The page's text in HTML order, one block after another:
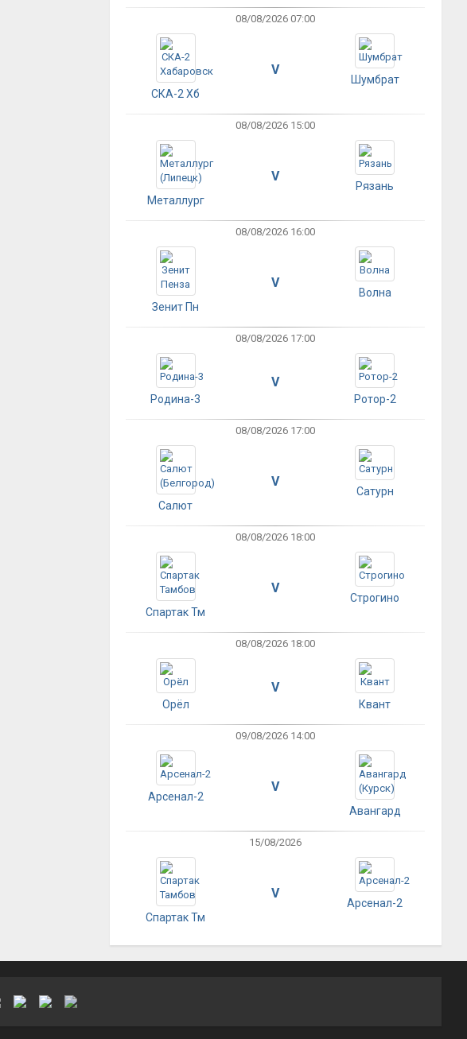
08/08/2026 07:00
СКА-2 Хб
V
Шумбрат
08/08/2026 15:00
Металлург
V
Рязань
08/08/2026 16:00
Зенит Пн
V
Волна
08/08/2026 17:00
Родина-3
V
Ротор-2
08/08/2026 17:00
Салют
V
Сатурн
08/08/2026 18:00
Спартак Тм
V
Строгино
08/08/2026 18:00
Орёл
V
Квант
09/08/2026 14:00
Арсенал-2
V
Авангард
15/08/2026
Спартак Тм
V
Арсенал-2